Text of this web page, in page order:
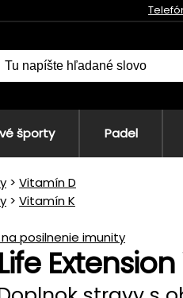
športy Padel
Vitamín D
Vitamín K
posilnenie imunity
Life